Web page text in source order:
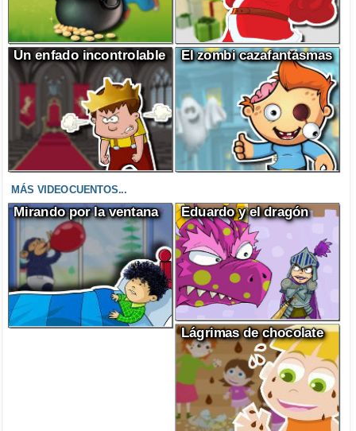
Un enfado incontrolable El zombi cazafantasmas
MÁS VIDEOCUENTOS...
Mirando por la ventana Eduardo y el dragón
Lágrimas de chocolate